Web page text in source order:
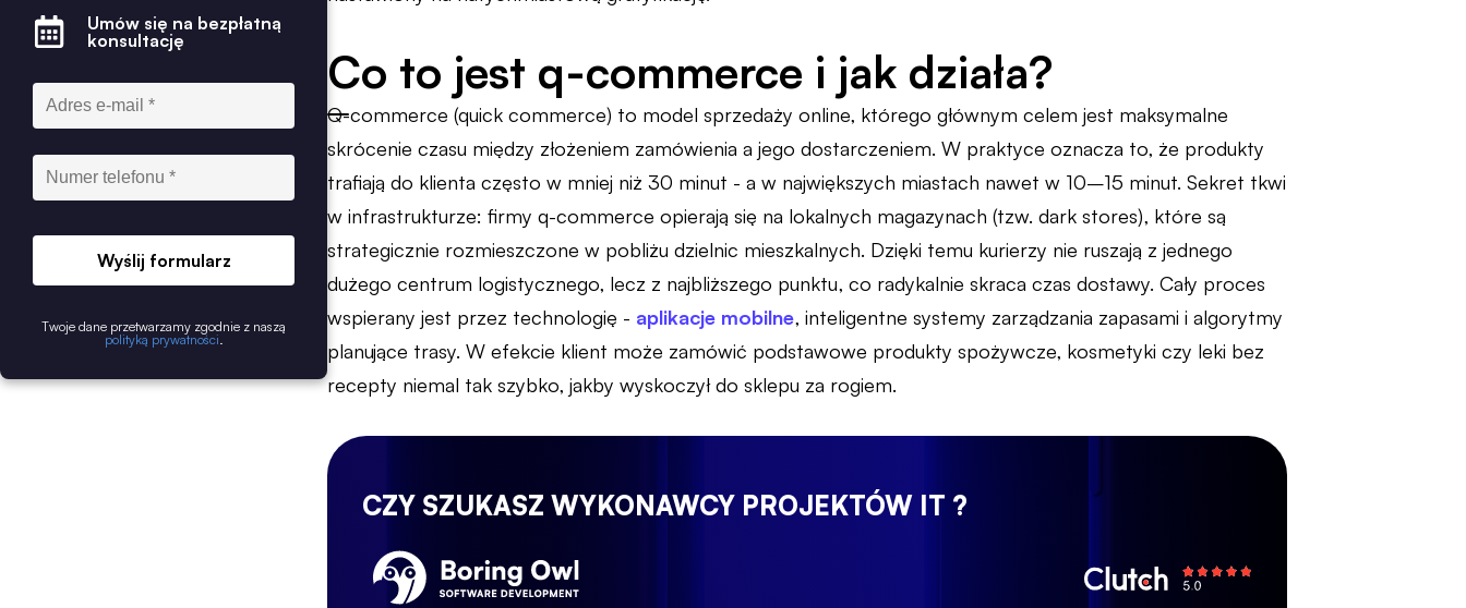
Umów się na bezpłatną
konsultację
Wyślij formularz
Twoje dane przetwarzamy zgodnie z naszą
polityką prywatności
Co to jest q-commerce i jak działa?
Q-commerce (quick commerce) to model sprzedaży online, którego głównym celem jest maksymalne
skrócenie czasu między złożeniem zamówienia a jego dostarczeniem. W praktyce oznacza to, że produkty
trafiają do klienta często w mniej niż 30 minut - a w największych miastach nawet w 10–15 minut. Sekret tkwi
w infrastrukturze: firmy q-commerce opierają się na lokalnych magazynach (tzw. dark stores), które są
strategicznie rozmieszczone w pobliżu dzielnic mieszkalnych. Dzięki temu kurierzy nie ruszają z jednego
dużego centrum logistycznego, lecz z najbliższego punktu, co radykalnie skraca czas dostawy. Cały proces
wspierany jest przez technologię - aplikacje mobilne, inteligentne systemy zarządzania zapasami i algorytmy
planujące trasy. W efekcie klient może zamówić podstawowe produkty spożywcze, kosmetyki czy leki bez
recepty niemal tak szybko, jakby wyskoczył do sklepu za rogiem.
CZY SZUKASZ WYKONAWCY PROJEKTÓW IT ?